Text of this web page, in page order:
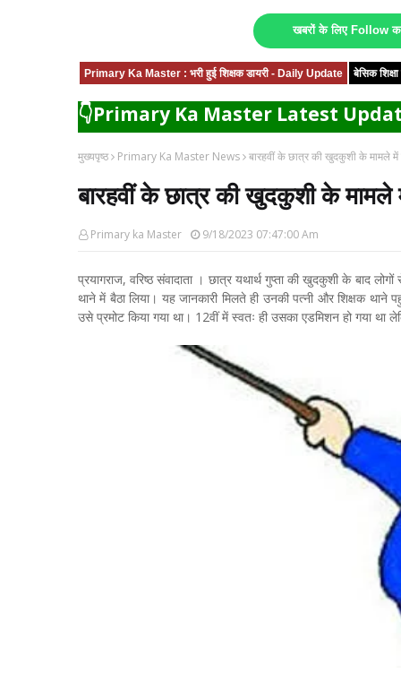
खबरों के लिए Follow
Primary Ka Master : भरी हुई शिक्षक डायरी - Daily Update बेसिक
👇Primary Ka Master Latest
मुख्यपृष्ठ Primary Ka Master News बारहवीं के छात्र की खुदकुशी के मामले
बारहवीं के छात्र की खुदकुशी के
Primary ka Master 9/18/2023 07:47:00 Am
प्रयागराज, वरिष्ठ संवादाता । छात्र यथार्थ गुप्ता की खुदकुशी के बाद
थाने में बैठा लिया। यह जानकारी मिलते ही उनकी पत्नी और शिक्षक थाने
उसे प्रमोट किया गया था। 12वीं में स्वतः ही उसका एडमिशन हो गया